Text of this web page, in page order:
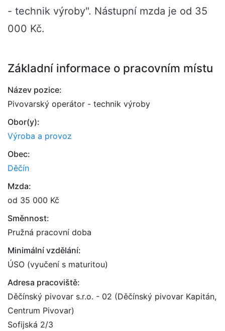
- technik výroby". Nástupní mzda je od 35
000 Kč.
Základní informace o pracovním místu
Název pozice:
Pivovarský operátor - technik výroby
Obor(y):
Výroba a provoz
Obec:
Děčín
Mzda:
od 35 000 Kč
Směnnost:
Pružná pracovní doba
Minimální vzdělání:
ÚSO (vyučení s maturitou)
Adresa pracoviště:
Děčínský pivovar s.r.o. - 02 (Děčínský pivovar Kapitán,
Centrum Pivovar)
Sofijská 2/3